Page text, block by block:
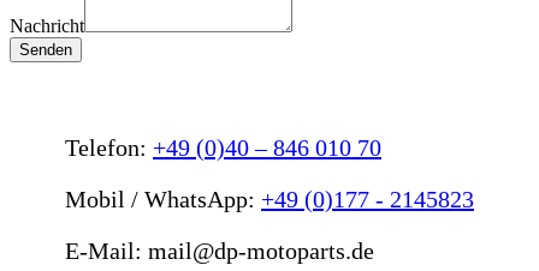
Nachricht
Senden
Telefon: +49 (0)40 – 846 010 70
Mobil / WhatsApp: +49 (0)177 - 2145823
E-Mail: mail@dp-motoparts.de